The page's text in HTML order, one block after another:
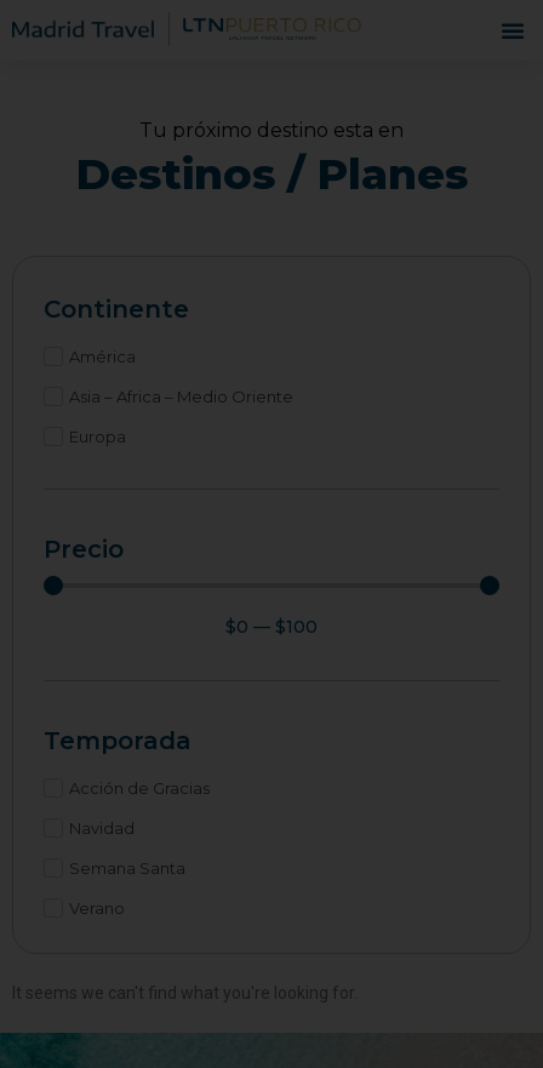
Tu próximo destino esta en
Destinos / Planes
Continente
América
Asia – Africa – Medio Oriente
Europa
Precio
$0 — $100
Temporada
Acción de Gracias
Navidad
Semana Santa
Verano
It seems we can't find what you're looking for.